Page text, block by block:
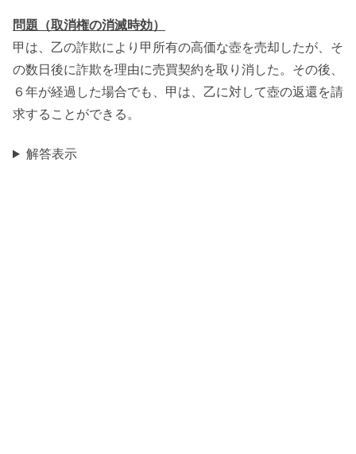
問題（取消権の消滅時効）
甲は、乙の詐欺により甲所有の高価な壺を売却したが、そ
の数日後に詐欺を理由に売買契約を取り消した。その後、
６年が経過した場合でも、甲は、乙に対して壺の返還を請
求することができる。
解答表示